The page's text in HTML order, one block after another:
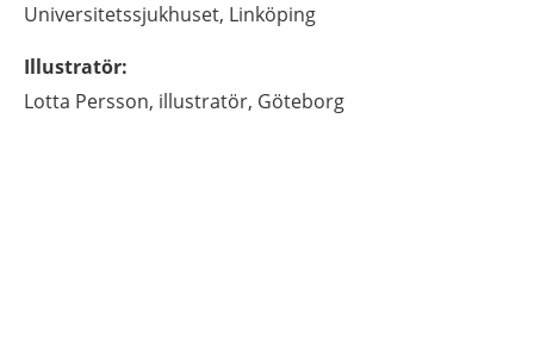
Universitetssjukhuset, Linköping
Illustratör:
Lotta Persson, illustratör, Göteborg